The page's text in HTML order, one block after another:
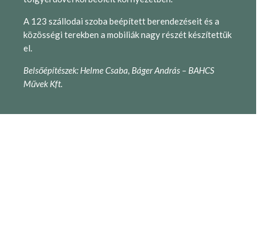
A 123 szállodai szoba beépített berendezéseit és a
közösségi terekben a mobiliák nagy részét készítettük
el.
Belsőépítészek: Helme Csaba, Báger András – BAHCS
Művek Kft.